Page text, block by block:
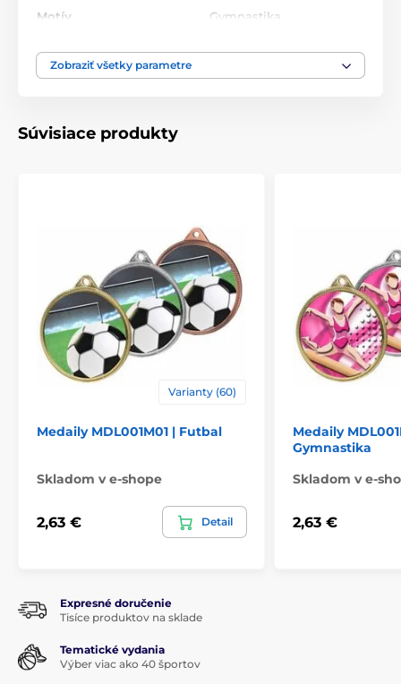
Motív Gymnastika
Typ ocenenia
Zobraziť všetky parametre
Súvisiace produkty
Varianty (60)
Medaily MDL001M01 | Futbal
Skladom v e-shope
2,63 € Detail
Medaily
Gymnastika
Skladom v e-
2,63 €
Expresné doručenie
Tisíce produktov na sklade
Tematické vydania
Výber viac ako 40 športov